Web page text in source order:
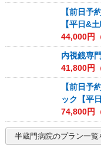
【前日予
【平日&
44,000円
内視鏡専
41,800円
【前日予
ック【平
74,800円
半蔵門病院のプラン一覧